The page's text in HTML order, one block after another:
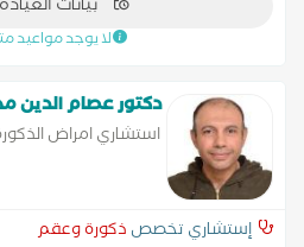
بيانات
لا يوجد مواعيد
دكتور عصام الدين
استشاري امراض
إستشاري تخصص ذكورة وعقم